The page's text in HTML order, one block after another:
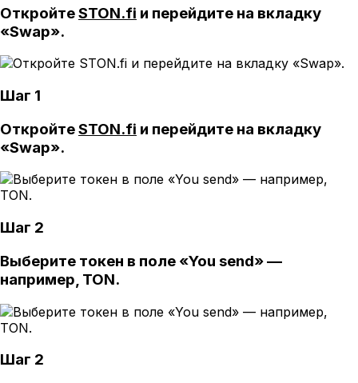
ОткройтеSTON.fi и перейдите на вкладку
«Swap».
Шаг 1
ОткройтеSTON.fi и перейдите на вкладку
«Swap».
Шаг 2
Выберите токен в поле «You send» —
например, TON.
Шаг 2